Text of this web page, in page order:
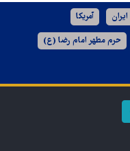
ایران آمریکا
حرم مطهر امام رضا (ع)